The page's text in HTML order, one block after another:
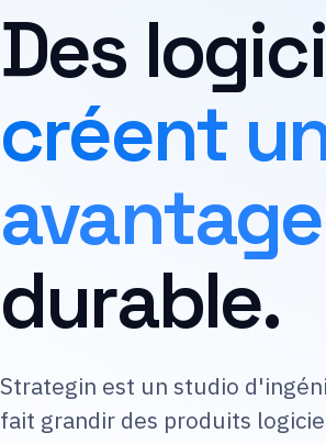
Des
créent
avantage
durable.
Strategin est un studio
fait grandir des produits